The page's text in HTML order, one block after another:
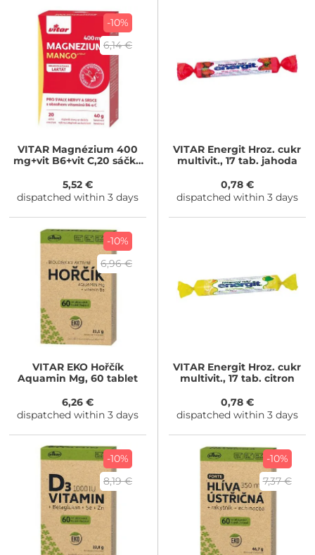
-10%
6,14 €
VITAR Magnézium 400
mg+vit B6+vit C,20 sáčků
5,52 €
dispatched within 3 days
VITAR Energit Hroz. cukr
multivit., 17 tab. jahoda
0,78 €
dispatched within 3 days
-10%
6,96 €
VITAREKO Hořčík
Aquamin Mg, 60 tablet
6,26 €
dispatched within 3 days
VITAR Energit Hroz. cukr
multivit., 17 tab. citron
0,78 €
dispatched within 3 days
-10%
8,19 €
-10%
7,37 €